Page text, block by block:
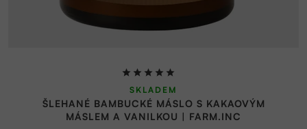
ŠLEHANÉ BAMBUCKÉ MÁSLO S KAKAOVÝM
MÁSLEM A VANILKOU | FARM.INC
Průměrné
hodnocení
produktu
je
SKLADEM